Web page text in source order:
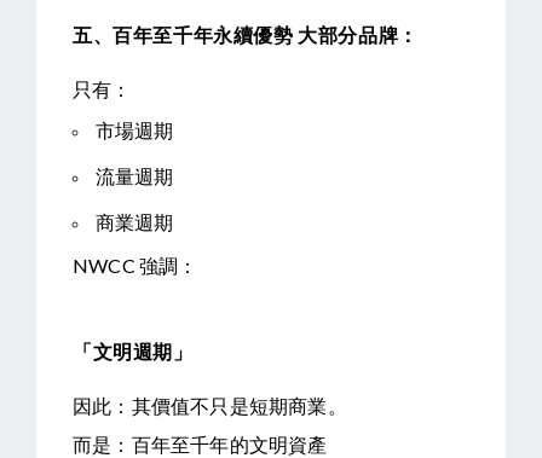
五、百年至千年永續優勢 大部分品牌：
只有：
市場週期
流量週期
商業週期
NWCC 強調：
「文明週期」
因此： 其價值不只是短期商業。
而是： 百年至千年的文明資產